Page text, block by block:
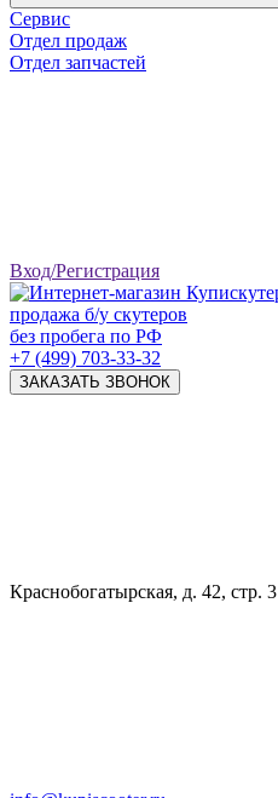
Сервис
Отдел продаж
Отдел запчастей
Вход/Регистрация
продажа б/у скутеров
без пробега по РФ
+7 (499) 703-33-32
ЗАКАЗАТЬ ЗВОНОК
Краснобогатырская, д. 42, стр. 3